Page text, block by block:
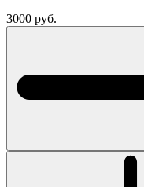
3000 руб.